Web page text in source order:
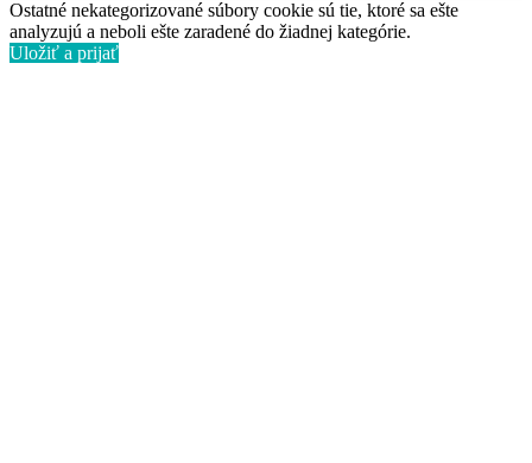
Ostatné nekategorizované súbory cookie sú tie, ktoré sa ešte
analyzujú a neboli ešte zaradené do žiadnej kategórie.
Uložiť a prijať